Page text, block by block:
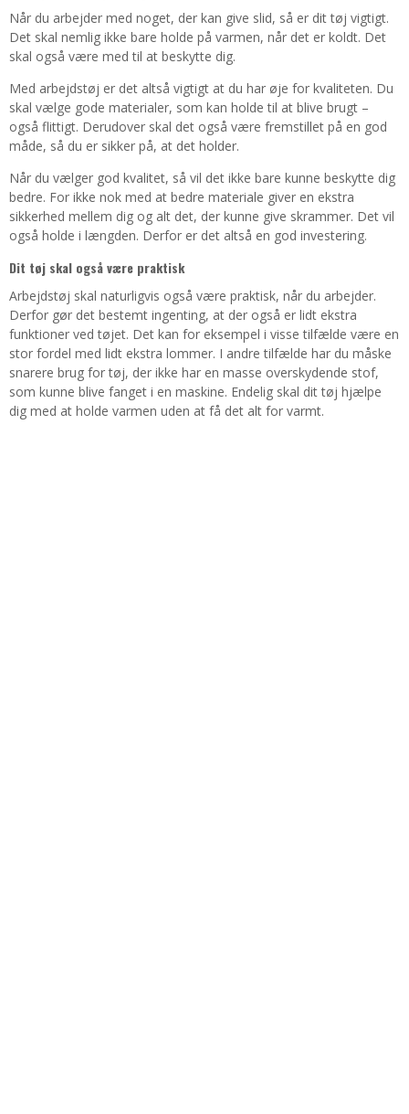
Når du arbejder med noget, der kan give slid, så er dit tøj vigtigt.
Det skal nemlig ikke bare holde på varmen, når det er koldt. Det
skal også være med til at beskytte dig.
Med arbejdstøj er det altså vigtigt at du har øje for kvaliteten. Du
skal vælge gode materialer, som kan holde til at blive brugt –
også flittigt. Derudover skal det også være fremstillet på en god
måde, så du er sikker på, at det holder.
Når du vælger god kvalitet, så vil det ikke bare kunne beskytte dig
bedre. For ikke nok med at bedre materiale giver en ekstra
sikkerhed mellem dig og alt det, der kunne give skrammer. Det vil
også holde i længden. Derfor er det altså en god investering.
Dit tøj skal også være praktisk
Arbejdstøj skal naturligvis også være praktisk, når du arbejder.
Derfor gør det bestemt ingenting, at der også er lidt ekstra
funktioner ved tøjet. Det kan for eksempel i visse tilfælde være en
stor fordel med lidt ekstra lommer. I andre tilfælde har du måske
snarere brug for tøj, der ikke har en masse overskydende stof,
som kunne blive fanget i en maskine. Endelig skal dit tøj hjælpe
dig med at holde varmen uden at få det alt for varmt.